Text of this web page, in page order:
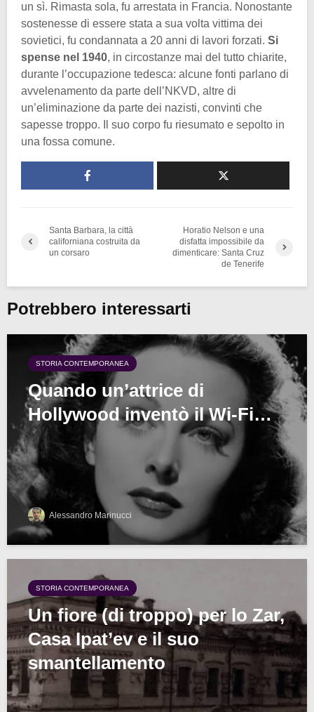
un sì. Rimasta sola, fu arrestata in Francia. Nonostante
sostenesse di essere stata a sua volta vittima dei
sovietici, fu condannata a 20 anni di lavori forzati. Si
spense nel 1940, in circostanze mai del tutto chiarite,
durante l’occupazione tedesca: alcune fonti parlano di
avvelenamento da parte dell’NKVD, altre di
un’eliminazione da parte dei nazisti, convinti che
sapesse troppo. Il suo corpo fu riesumato e sepolto in
una fossa comune.
Santa Barbara, la città
californiana costruita da
un corsaro
Horatio Nelson e una
disfatta impossibile da
dimenticare: Santa Cruz
de Tenerife
Potrebbero interessarti
STORIA CONTEMPORANEA
Quando un’attrice di
Hollywood inventò il Wi-Fi…
Alessandro Marinucci
STORIA CONTEMPORANEA
Un fiore (di troppo) per lo Zar,
Casa Ipat’ev e il suo
smantellamento